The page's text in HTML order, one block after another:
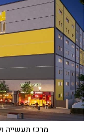
מרכז תעשייה